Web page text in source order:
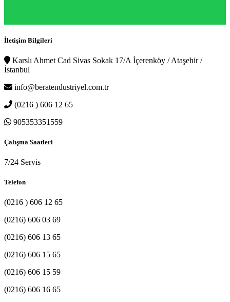
İletişim Bilgileri
Karslı Ahmet Cad Sivas Sokak 17/A İçerenköy / Ataşehir /
İstanbul
info@beratendustriyel.com.tr
(0216 ) 606 12 65
905353351559
Çalışma Saatleri
7/24 Servis
Telefon
(0216 ) 606 12 65
(0216) 606 03 69
(0216) 606 13 65
(0216) 606 15 65
(0216) 606 15 59
(0216) 606 16 65